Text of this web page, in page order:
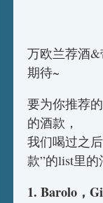
万欧兰荐酒
期待~
要为你推荐
的酒款，
我们喝过之
款”的list里
1. Barolo，